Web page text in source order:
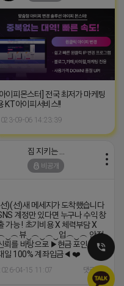
이피몬스터] 전국 최저가 마케팅
KT아이피서비스!!
09-06 14:23:39
비공개
)(선)새 메세지가 도착했습니다
계정만 있다면 누구나 수익 창
가능 ! 초기비용 X 체력부담 X
뷰‿︵‿︵‿업︵‿︵ 안정
뢰를 바탕으로 ▶현금 포인트 일
일 100% 계좌입금◀ ❤️‍
04-15 11:07 댓글: 0개
립
등